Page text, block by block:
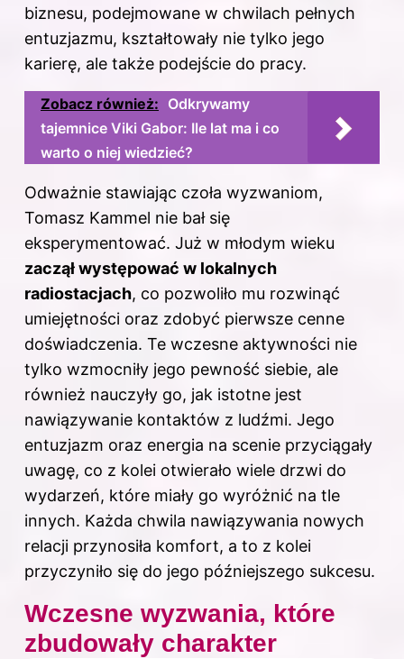
biznesu, podejmowane w chwilach pełnych
entuzjazmu, kształtowały nie tylko jego
karierę, ale także podejście do pracy.
Zobacz również: Odkrywamy
tajemnice Viki Gabor: Ile lat ma i co
warto o niej wiedzieć?
Odważnie stawiając czoła wyzwaniom,
Tomasz Kammel nie bał się
eksperymentować. Już w młodym wieku
zaczął występować w lokalnych
radiostacjach, co pozwoliło mu rozwinąć
umiejętności oraz zdobyć pierwsze cenne
doświadczenia. Te wczesne aktywności nie
tylko wzmocniły jego pewność siebie, ale
również nauczyły go, jak istotne jest
nawiązywanie kontaktów z ludźmi. Jego
entuzjazm oraz energia na scenie przyciągały
uwagę, co z kolei otwierało wiele drzwi do
wydarzeń, które miały go wyróżnić na tle
innych. Każda chwila nawiązywania nowych
relacji przynosiła komfort, a to z kolei
przyczyniło się do jego późniejszego sukcesu.
Wczesne wyzwania, które
zbudowały charakter